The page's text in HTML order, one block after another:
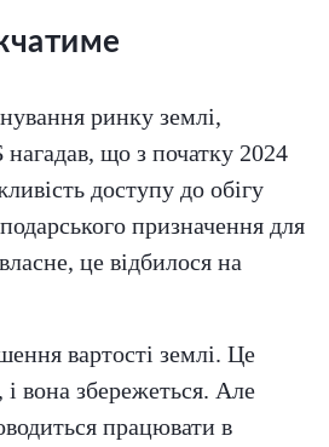
ринку землі,
що з початку 2024
доступу до обігу
призначення для
це відбилося на
вартості землі. Це
і вона збережеться. Але
працювати в